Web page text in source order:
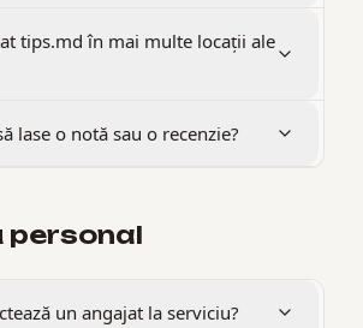
tips.md în mai multe locații ale
lase o notă sau o recenzie?
personal
un angajat la serviciu?